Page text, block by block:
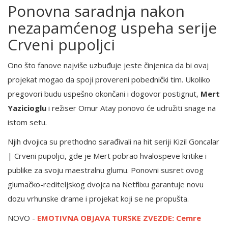
Ponovna saradnja nakon
nezapamćenog uspeha serije
Crveni pupoljci
Ono što fanove najviše uzbuđuje jeste činjenica da bi ovaj
projekat mogao da spoji provereni pobednički tim. Ukoliko
pregovori budu uspešno okončani i dogovor postignut, Mert
Yazicioglu i režiser Omur Atay ponovo će udružiti snage na
istom setu.
Njih dvojica su prethodno sarađivali na hit seriji Kizil Goncalar
| Crveni pupoljci, gde je Mert pobrao hvalospeve kritike i
publike za svoju maestralnu glumu. Ponovni susret ovog
glumačko-rediteljskog dvojca na Netflixu garantuje novu
dozu vrhunske drame i projekat koji se ne propušta.
NOVO - EMOTIVNA OBJAVA TURSKE ZVEZDE: Cemre